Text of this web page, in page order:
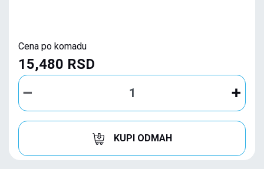
Cena po komadu
15,480 RSD
KUPI ODMAH